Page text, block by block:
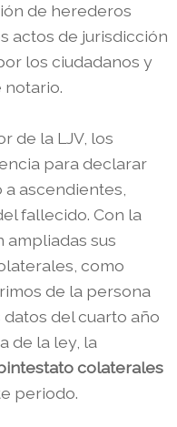
de herederos
actos de jurisdicción
los ciudadanos y
notario.
de la LJV, los
para declarar
ascendientes,
fallecido. Con la
ampliadas sus
como
de la persona
del cuarto año
de la ley, la
colaterales
periodo.